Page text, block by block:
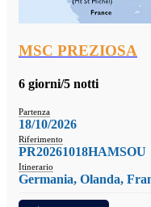
MSC PREZIOSA
6 giorni/5 notti
Partenza
18/10/2026
Riferimento
PR20261018HAMSOU
Itinerario
Germania, Olanda,